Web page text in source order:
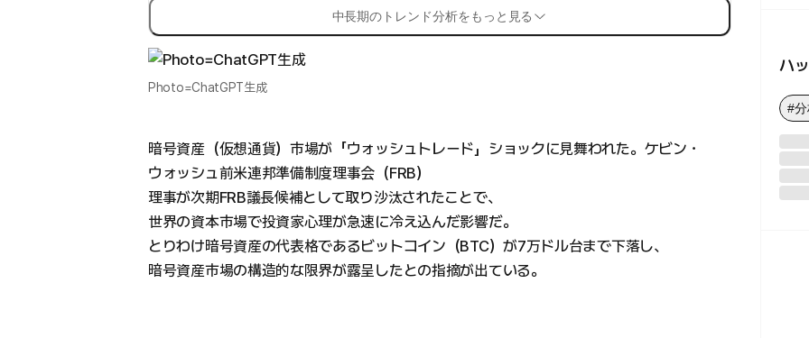
中長期のトレンド分析をもっと見る
Photo=ChatGPT生成
暗号資産（仮想通貨）市場が「ウォッシュトレード」ショックに見舞われた。ケビン・
ウォッシュ前米連邦準備制度理事会（FRB）
理事が次期FRB議長候補として取り沙汰されたことで、
世界の資本市場で投資家心理が急速に冷え込んだ影響だ。
とりわけ暗号資産の代表格であるビットコイン（BTC）が7万ドル台まで下落し、
暗号資産市場の構造的な限界が露呈したとの指摘が出ている。
ハ
#